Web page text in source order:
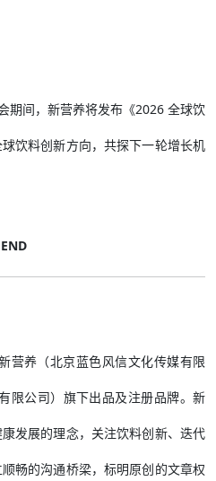
期间，新营养将发布《2026 全球饮
饮料创新方向，共探下一轮增长机
END
营养（北京蓝色风信文化传媒有限
限公司）旗下出品及注册品牌。新
发展的理念，关注饮料创新、迭代
畅的沟通桥梁，标明原创的文章权